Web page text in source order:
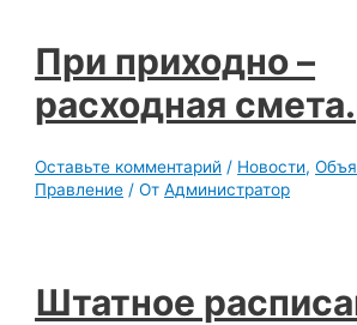
При приходно –
расходная смета.
Оставьте комментарий / Новости,
Правление / От Администратор
Штатное